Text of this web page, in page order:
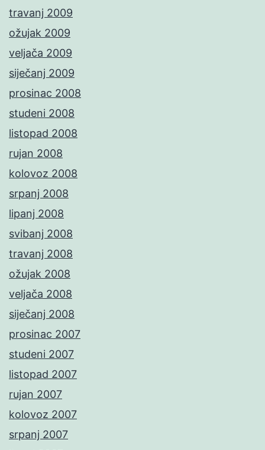
travanj 2009
ožujak 2009
veljača 2009
siječanj 2009
prosinac 2008
studeni 2008
listopad 2008
rujan 2008
kolovoz 2008
srpanj 2008
lipanj 2008
svibanj 2008
travanj 2008
ožujak 2008
veljača 2008
siječanj 2008
prosinac 2007
studeni 2007
listopad 2007
rujan 2007
kolovoz 2007
srpanj 2007